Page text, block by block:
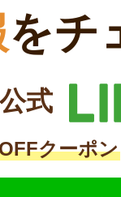
をチ
式
クーポン